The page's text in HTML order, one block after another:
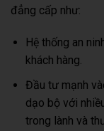
đẳng cấp như:
Hệ thống an
khách hàng.
Đầu tư mạnh
dạo bộ với
trong lành và